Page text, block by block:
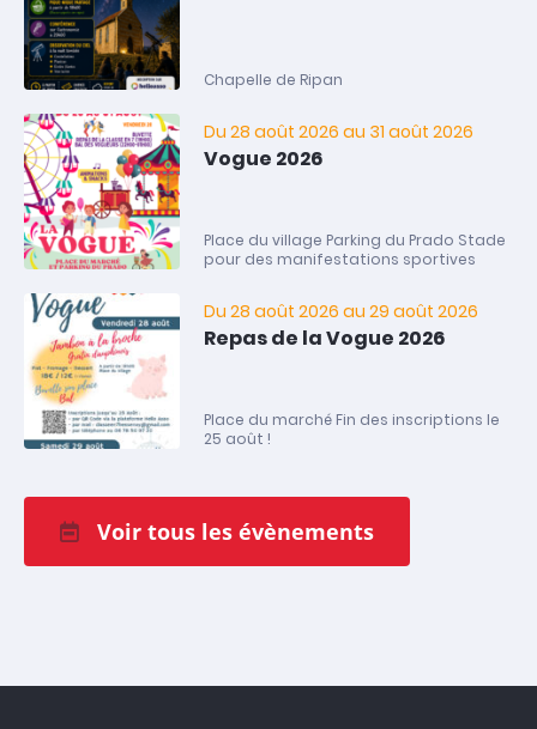
Chapelle de Ripan
Du 28 août 2026 au 31 août 2026
Vogue 2026
Place du village Parking du Prado Stade
pour des manifestations sportives
Du 28 août 2026 au 29 août 2026
Repas de la Vogue 2026
Place du marché Fin des inscriptions le
25 août !
Voir tous les évènements